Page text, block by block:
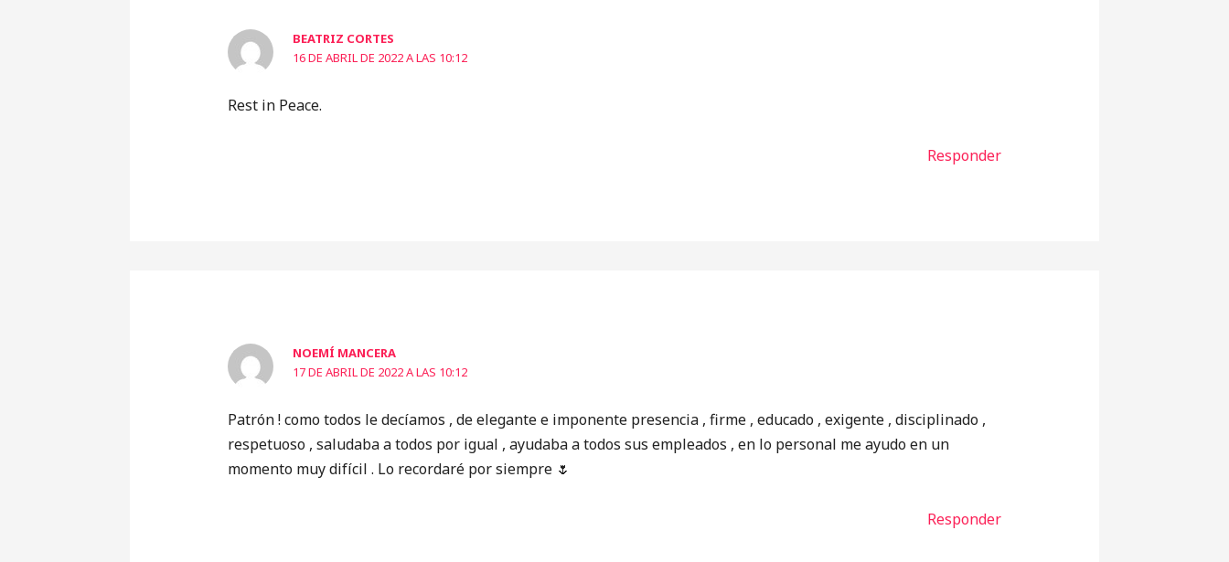
BEATRIZ CORTES
16 DE ABRIL DE 2022 A LAS 10:12
Rest in Peace.
Responder
NOEMÍ MANCERA
17 DE ABRIL DE 2022 A LAS 10:12
Patrón ! como todos le decíamos , de elegante e imponente presencia , firme , educado , exigente , disciplinado ,
respetuoso , saludaba a todos por igual , ayudaba a todos sus empleados , en lo personal me ayudo en un
momento muy difícil . Lo recordaré por siempre 🌷
Responder